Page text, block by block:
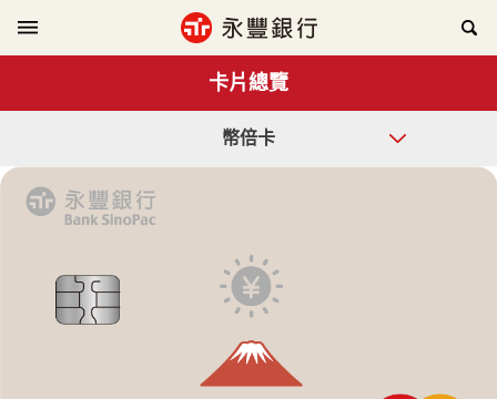
卡片總覽
幣倍卡